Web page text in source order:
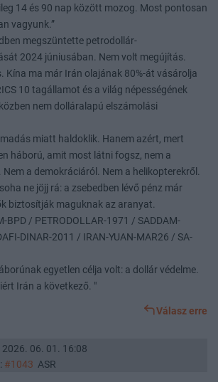
14 és 90 nap között mozog. Most pontosan
vagyunk.”
megszüntette petrodollár-
2024 júniusában. Nem volt megújítás.
Kína ma már Irán olajának 80%-át vásárolja
10 tagállamot és a világ népességének
nem dolláralapú elszámolási
miatt haldoklik. Hanem azért, mert
háború, amit most látni fogsz, nem a
a demokráciáról. Nem a helikopterekről.
ne jöjj rá: a zsebedben lévő pénz már
biztosítják maguknak az aranyat.
BPD / PETRODOLLAR-1971 / SADDAM-
DINAR-2011 / IRAN-YUAN-MAR26 / SA-
egyetlen célja volt: a dollár védelme.
Irán a következő. "
Válasz erre
2026. 06. 01. 16:08
#1043 ASR